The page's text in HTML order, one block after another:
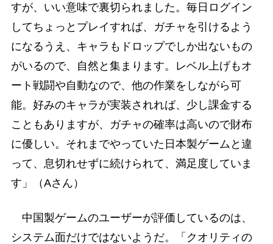
すが、いい意味で裏切られました。毎日ログイン
してちょっとプレイすれば、ガチャを引けるよう
になるうえ、キャラもドロップでしか出ないもの
がいるので、自然と集まります。レベル上げもオ
ート戦闘や自動なので、他の作業をしながら可
能。好みのキャラが実装されれば、少し課金する
こともありますが、ガチャの確率は高いので財布
に優しい。それまでやっていた日本製ゲームと違
って、息切れせずに続けられて、満足度していま
す」（Aさん）
中国製ゲームのユーザーが評価しているのは、
システム面だけではないようだ。「クオリティの